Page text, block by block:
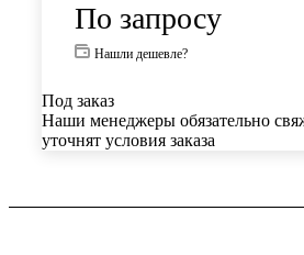
По запросу
Нашли дешевле?
Под заказ
Наши менеджеры обязательно
уточнят условия заказа